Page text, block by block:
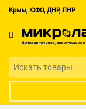
Крым, ЮФО, ДНР, ЛНР